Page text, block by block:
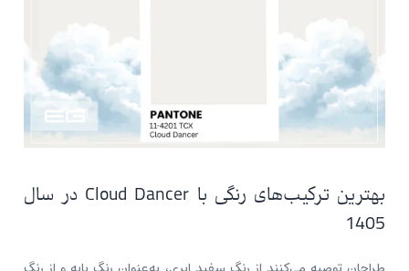
بهترین ترکیب‌های رنگی با Cloud Dancer در سال
1405